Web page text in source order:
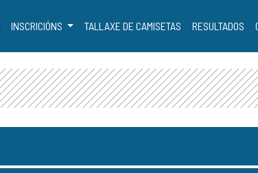
INSCRICIÓNS TALLAXE DE CAMISETAS RESULTADOS